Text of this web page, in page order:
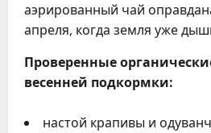
аэрированный чай
апреля, когда земля уже
Проверенные
весенней подкормки:
настой крапивы и